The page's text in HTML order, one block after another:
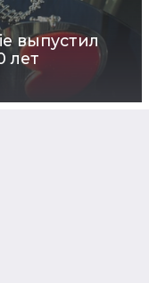
выпустил
лет